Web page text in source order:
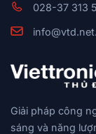
028-37 313
Giải pháp công
sáng và năng